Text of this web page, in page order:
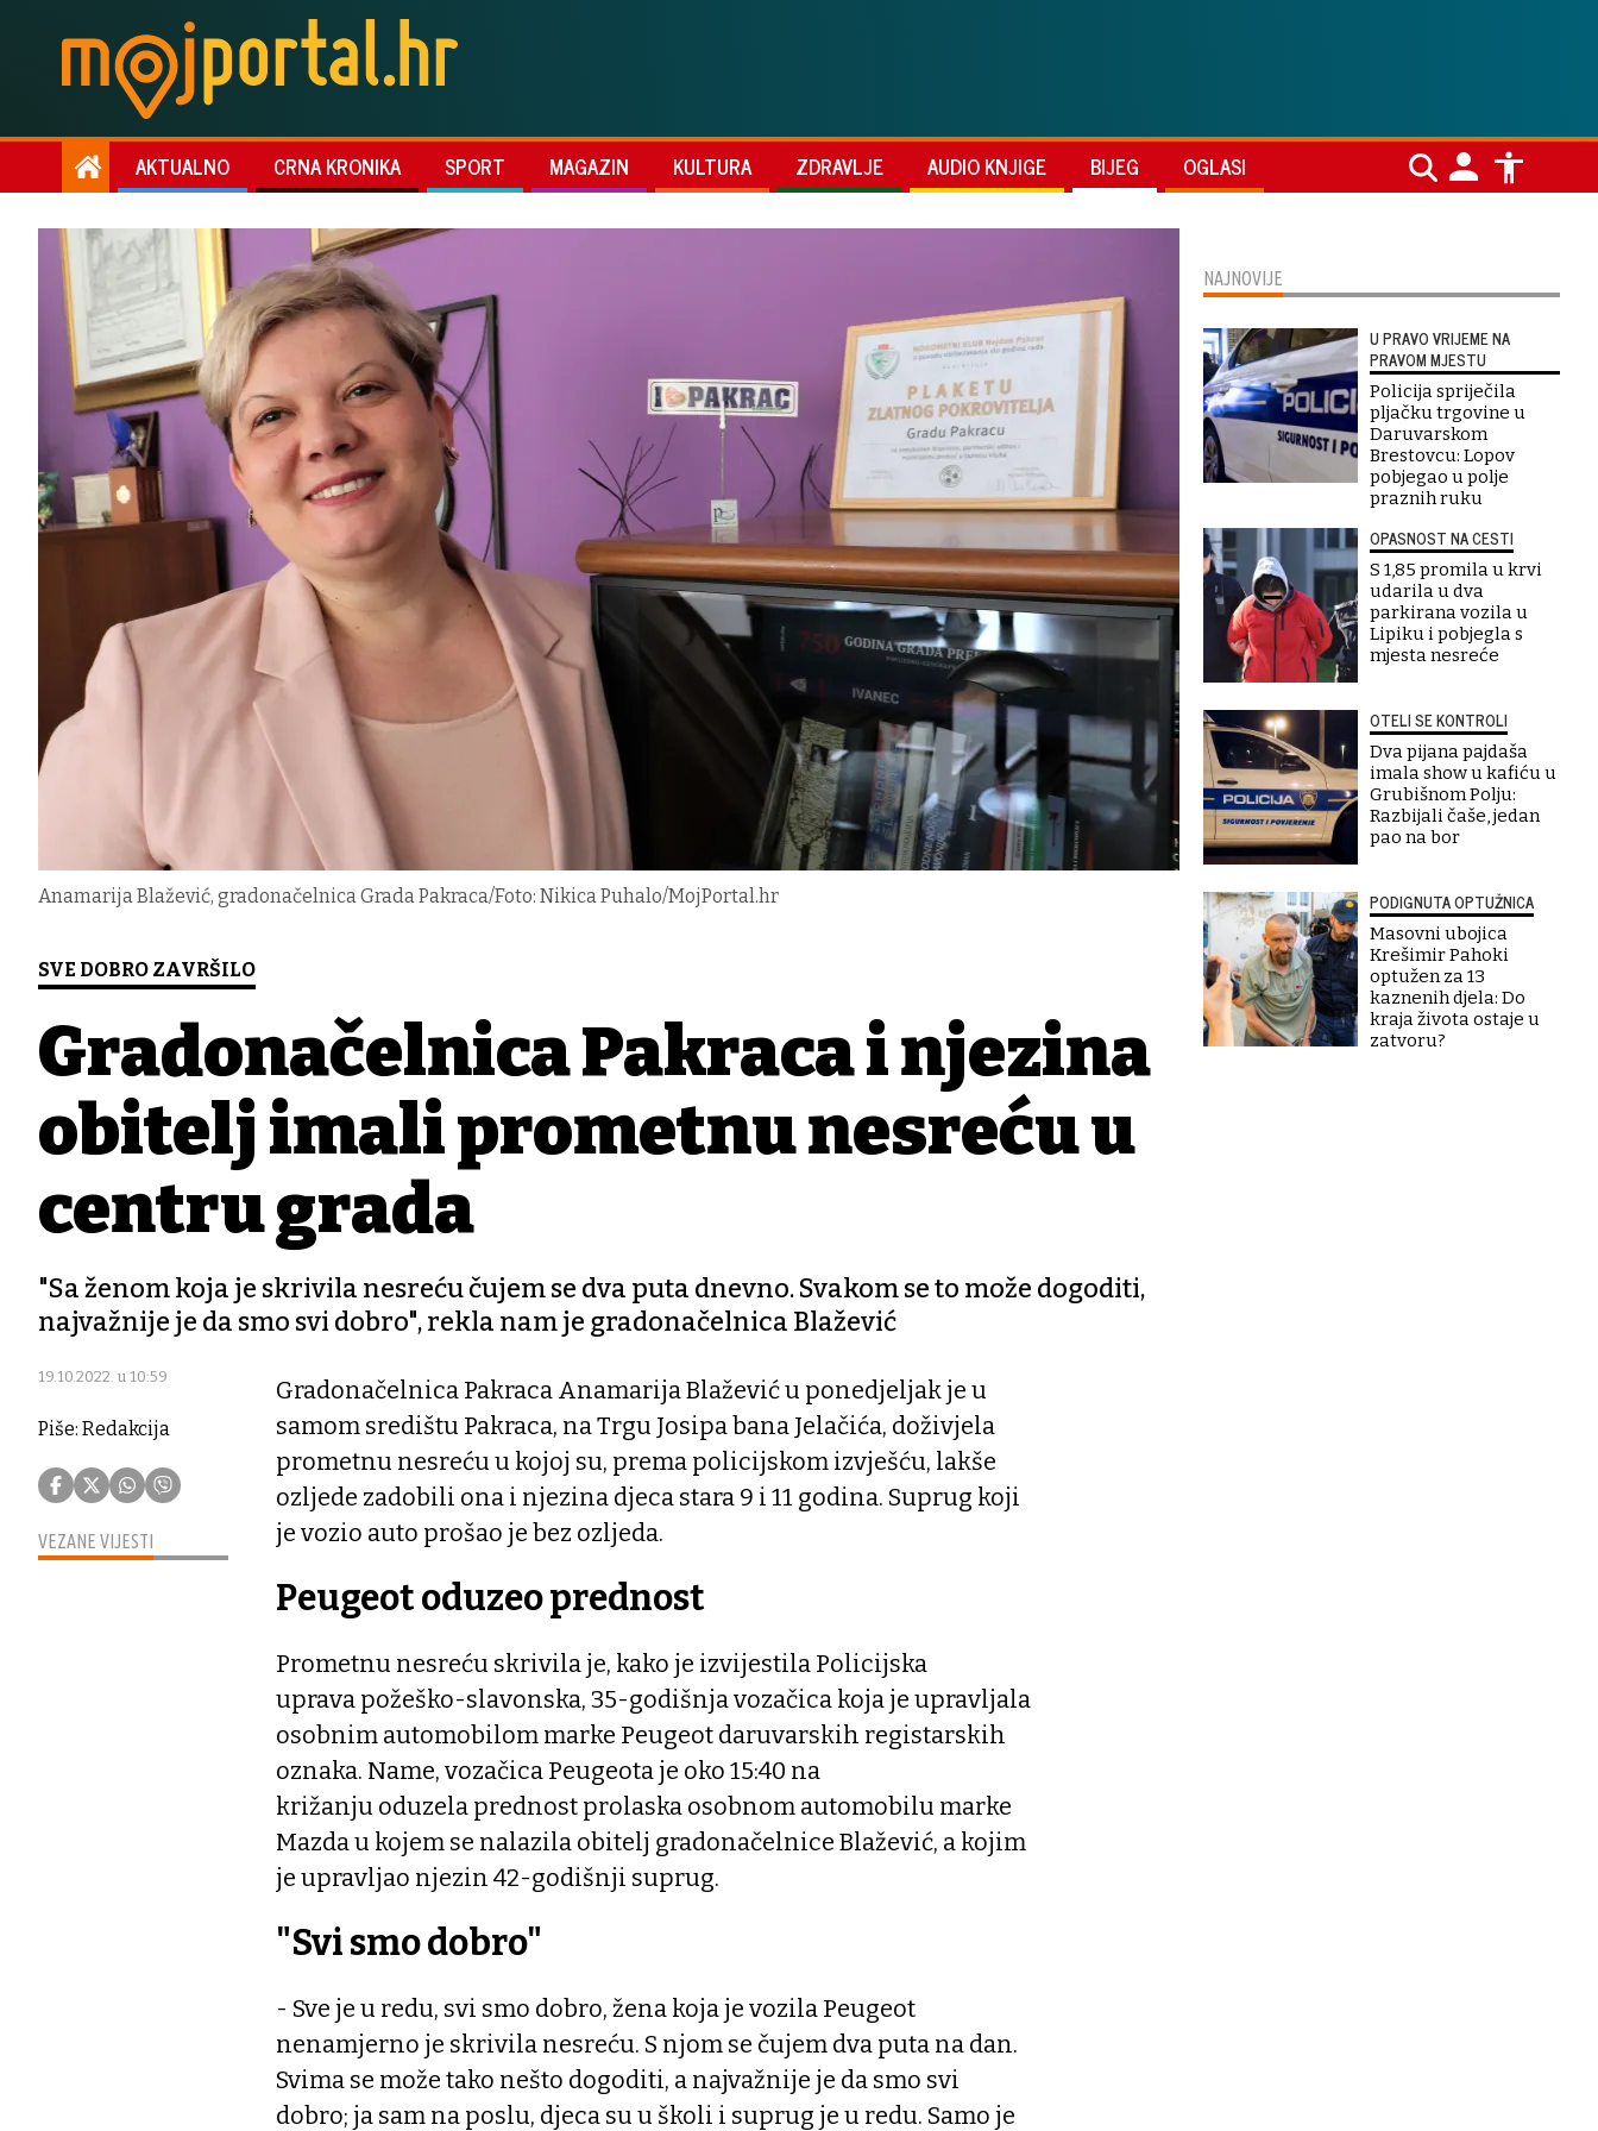
AKTUALNO CRNA KRONIKA SPORT MAGAZIN KULTURA ZDRAVLJE AUDIO KNJIGE BIJEG OGLASI
Anamarija Blažević, gradonačelnica Grada Pakraca/Foto: Nikica Puhalo/MojPortal.hr
SVE DOBRO ZAVRŠILO
Gradonačelnica Pakraca i njezina
obitelj imali prometnu nesreću u
centru grada
"Sa ženom koja je skrivila nesreću čujem se dva puta dnevno. Svakom se to može dogoditi,
najvažnije je da smo svi dobro", rekla nam je gradonačelnica Blažević
19.10.2022. u 10:59
Piše: Redakcija
VEZANE VIJESTI
Gradonačelnica Pakraca Anamarija Blažević u ponedjeljak je u
samom središtu Pakraca, na Trgu Josipa bana Jelačića, doživjela
prometnu nesreću u kojoj su, prema policijskom izvješću, lakše
ozljede zadobili ona i njezina djeca stara 9 i 11 godina. Suprug koji
je vozio auto prošao je bez ozljeda.
Peugeot oduzeo prednost
Prometnu nesreću skrivila je, kako je izvijestila Policijska
uprava požeško-slavonska, 35-godišnja vozačica koja je upravljala
osobnim automobilom marke Peugeot daruvarskih registarskih
oznaka. Name, vozačica Peugeota je oko 15:40 na
križanju oduzela prednost prolaska osobnom automobilu marke
Mazda u kojem se nalazila obitelj gradonačelnice Blažević, a kojim
je upravljao njezin 42-godišnji suprug.
"Svi smo dobro"
- Sve je u redu, svi smo dobro, žena koja je vozila Peugeot
nenamjerno je skrivila nesreću. S njom se čujem dva puta na dan.
Svima se može tako nešto dogoditi, a najvažnije je da smo svi
dobro; ja sam na poslu, djeca su u školi i suprug je u redu. Samo je
NAJNOVIJE
U PRAVO VRIJEME NA
PRAVOM MJESTU
Policija spriječila
pljačku trgovine u
Daruvarskom
Brestovcu: Lopov
pobjegao u polje
praznih ruku
OPASNOST NA CESTI
S 1,85 promila u krvi
udarila u dva
parkirana vozila u
Lipiku i pobjegla s
mjesta nesreće
OTELI SE KONTROLI
Dva pijana pajdaša
imala show u kafiću u
Grubišnom Polju:
Razbijali čaše, jedan
pao na bor
PODIGNUTA OPTUŽNICA
Masovni ubojica
Krešimir Pahoki
optužen za 13
kaznenih djela: Do
kraja života ostaje u
zatvoru?